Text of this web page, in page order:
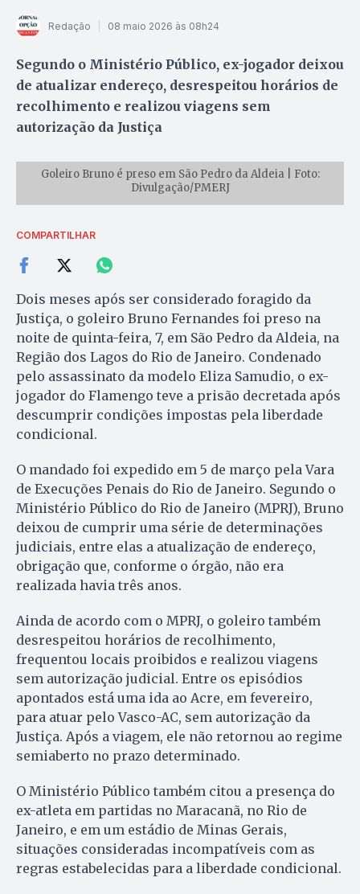
Redação 08 maio 2026 às 08h24
Segundo o Ministério Público, ex-jogador deixou
de atualizar endereço, desrespeitou horários de
recolhimento e realizou viagens sem
autorização da Justiça
Goleiro Bruno é preso em São Pedro da Aldeia | Foto:
Divulgação/PMERJ
COMPARTILHAR
Dois meses após ser considerado foragido da
Justiça, o goleiro Bruno Fernandes foi preso na
noite de quinta-feira, 7, em São Pedro da Aldeia, na
Região dos Lagos do Rio de Janeiro. Condenado
pelo assassinato da modelo Eliza Samudio, o ex-
jogador do Flamengo teve a prisão decretada após
descumprir condições impostas pela liberdade
condicional.
O mandado foi expedido em 5 de março pela Vara
de Execuções Penais do Rio de Janeiro. Segundo o
Ministério Público do Rio de Janeiro (MPRJ), Bruno
deixou de cumprir uma série de determinações
judiciais, entre elas a atualização de endereço,
obrigação que, conforme o órgão, não era
realizada havia três anos.
Ainda de acordo com o MPRJ, o goleiro também
desrespeitou horários de recolhimento,
frequentou locais proibidos e realizou viagens
sem autorização judicial. Entre os episódios
apontados está uma ida ao Acre, em fevereiro,
para atuar pelo Vasco-AC, sem autorização da
Justiça. Após a viagem, ele não retornou ao regime
semiaberto no prazo determinado.
O Ministério Público também citou a presença do
ex-atleta em partidas no Maracanã, no Rio de
Janeiro, e em um estádio de Minas Gerais,
situações consideradas incompatíveis com as
regras estabelecidas para a liberdade condicional.